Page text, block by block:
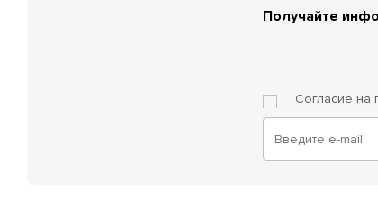
Получайте
Согласие на